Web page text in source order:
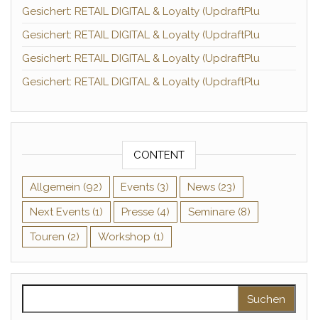
Gesichert: RETAIL DIGITAL & Loyalty (UpdraftPlu
Gesichert: RETAIL DIGITAL & Loyalty (UpdraftPlu
Gesichert: RETAIL DIGITAL & Loyalty (UpdraftPlu
Gesichert: RETAIL DIGITAL & Loyalty (UpdraftPlu
CONTENT
Allgemein (92) Events (3) News (23)
Next Events (1) Presse (4) Seminare (8)
Touren (2) Workshop (1)